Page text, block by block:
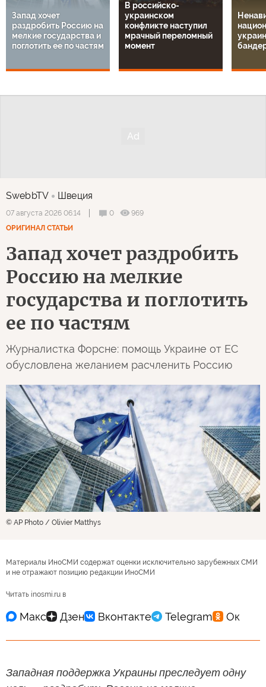
Запад хочет
раздробить Россию на
мелкие государства и
поглотить ее по частям
В российско-
украинском
конфликте наступил
мрачный переломный
момент
SwebbTV Швеция
07 августа 2026 06:14 0
969
ОРИГИНАЛ СТАТЬИ
Запад хочет раздробить
Россию на мелкие
государства и поглотить
ее по частям
Журналистка Форсне: помощь Украине от ЕС
обусловлена желанием расчленить Россию
© AP Photo / Olivier Matthys
Материалы ИноСМИ содержат оценки исключительно зарубежных СМИ
и не отражают позицию редакции ИноСМИ
Читать inosmi.ru в
Западная поддержка Украины преследует одну